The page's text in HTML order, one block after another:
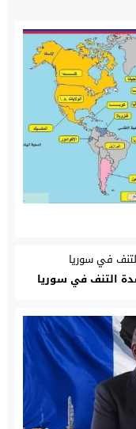
التنف في سوريا